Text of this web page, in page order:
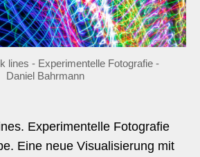
lines - Experimentelle Fotografie -
Daniel Bahrmann
Experimentelle Fotografie
Eine neue Visualisierung mit